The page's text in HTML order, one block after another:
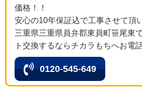
価格！！
安心の10年保証込で工事させて頂
三重県三重県員弁郡東員町笹尾東
ト交換するならチカラもちへお電
0120-545-649